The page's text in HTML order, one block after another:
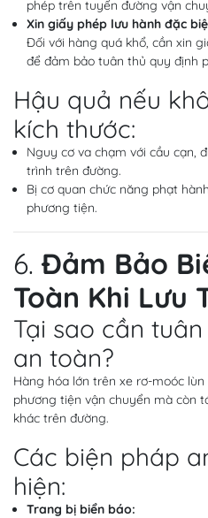
phép trên tuyến đường vận
Xin giấy phép lưu hành đặc
Đối với hàng quá khổ, cần xin
để đảm bảo tuân thủ quy định
Hậu quả nếu
kích thước:
Nguy cơ va chạm với cầu cạn,
trình trên đường.
Bị cơ quan chức năng phạt
phương tiện.
6. Đảm Bảo
Toàn Khi Lưu
Tại sao cần
an toàn?
Hàng hóa lớn trên xe rơ-moóc
phương tiện vận chuyển mà còn
khác trên đường.
Các biện pháp
hiện:
Trang bị biển báo: